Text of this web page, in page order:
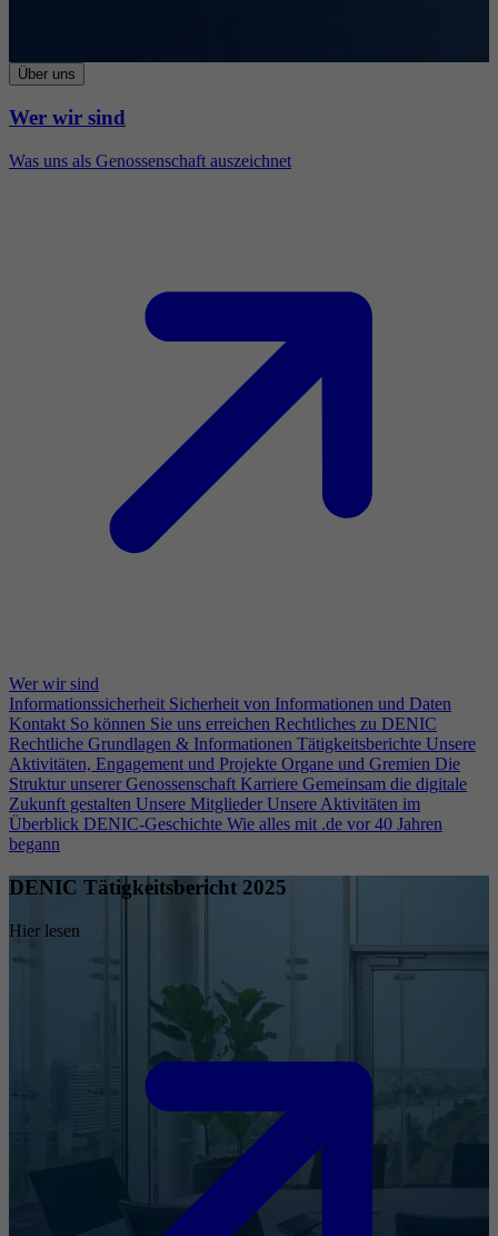
Über uns
Wer wir sind
Was uns als Genossenschaft auszeichnet
Wer wir sind
Informationssicherheit Sicherheit von Informationen und Daten
Kontakt So können Sie uns erreichen Rechtliches zu DENIC
Rechtliche Grundlagen & Informationen Tätigkeitsberichte Unsere
Aktivitäten, Engagement und Projekte Organe und Gremien Die
Struktur unserer Genossenschaft Karriere Gemeinsam die digitale
Zukunft gestalten Unsere Mitglieder Unsere Aktivitäten im
Überblick DENIC-Geschichte Wie alles mit .de vor 40 Jahren
begann
DENIC Tätigkeitsbericht 2025
Hier lesen